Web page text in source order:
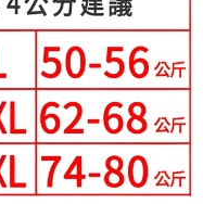
oppay.tw/userRule
support/home
先享後付」服務完成之交
將交易相關給付款項請求債
：
護人之同意方可使用
損失，本公司不負相關責